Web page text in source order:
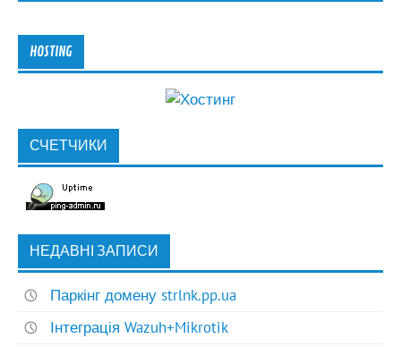
HOSTING
СЧЕТЧИКИ
НЕДАВНІ ЗАПИСИ
Паркінг домену strlnk.pp.ua
Інтеграція Wazuh+Mikrotik